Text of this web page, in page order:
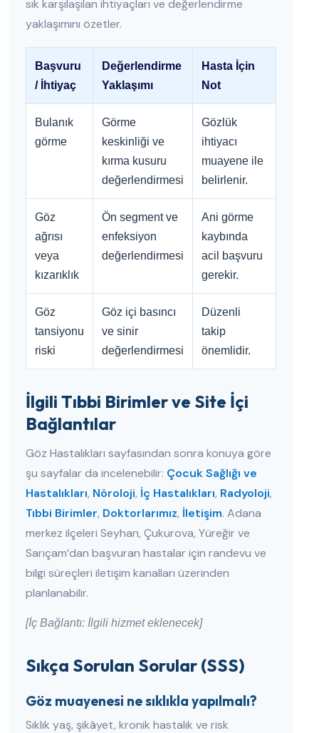
sık karşılaşılan ihtiyaçları ve değerlendirme
yaklaşımını özetler.
Başvuru
/ İhtiyaç
Değerlendirme
Yaklaşımı
Hasta İçin
Not
Bulanık
görme
Görme
keskinliği ve
kırma kusuru
değerlendirmesi
Gözlük
ihtiyacı
muayene ile
belirlenir.
Göz
ağrısı
veya
kızarıklık
Ön segment ve
enfeksiyon
değerlendirmesi
Ani görme
kaybında
acil başvuru
gerekir.
Göz
tansiyonu
riski
Göz içi basıncı
ve sinir
değerlendirmesi
Düzenli
takip
önemlidir.
İlgili Tıbbi Birimler ve Site İçi
Bağlantılar
Göz Hastalıkları sayfasından sonra konuya göre
şu sayfalar da incelenebilir: Çocuk Sağlığı ve
Hastalıkları, Nöroloji, İç Hastalıkları, Radyoloji,
Tıbbi Birimler, Doktorlarımız, İletişim. Adana
merkez ilçeleri Seyhan, Çukurova, Yüreğir ve
Sarıçam’dan başvuran hastalar için randevu ve
bilgi süreçleri iletişim kanalları üzerinden
planlanabilir.
[İç Bağlantı: İlgili hizmet eklenecek]
Sıkça Sorulan Sorular (SSS)
Göz muayenesi ne sıklıkla yapılmalı?
Sıklık yaş, şikâyet, kronik hastalık ve risk